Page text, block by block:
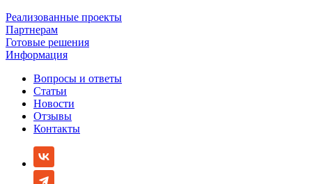
Реализованные проекты
Партнерам
Готовые решения
Информация
Вопросы и ответы
Статьи
Новости
Отзывы
Контакты